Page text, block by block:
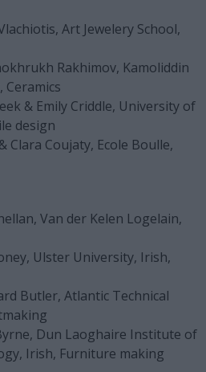
Art Jewelery School,
Rakhimov, Kamoliddin
& Emily Criddle, University of
design
Clara Coujaty, Ecole Boulle,
Van der Kelen Logelain,
Ulster University, Irish,
Butler, Atlantic Technical
Dun Laoghaire Institute of
Irish, Furniture making